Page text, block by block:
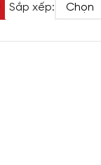
Sắp xếp: